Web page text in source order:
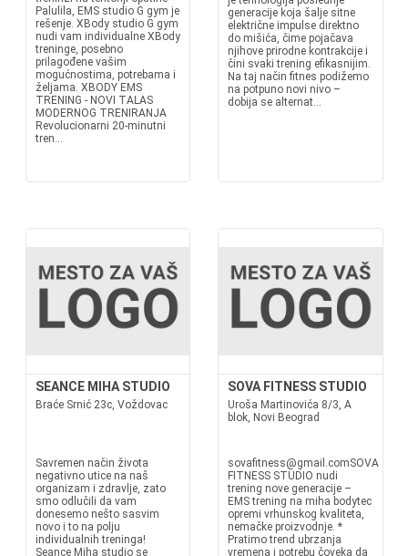
Palulila, EMS studio G gym je
rešenje. XBody studio G gym
nudi vam individualne XBody
treninge, posebno
prilagođene vašim
mogućnostima, potrebama i
željama. XBODY EMS
TRENING - NOVI TALAS
MODERNOG TRENIRANJA
Revolucionarni 20-minutni
tren...
generacije koja šalje sitne
električne impulse direktno
do mišića, čime pojačava
njihove prirodne kontrakcije i
čini svaki trening efikasnijim.
Na taj način fitnes podižemo
na potpuno novi nivo –
dobija se alternat...
SEANCE MIHA STUDIO
Braće Srnić 23c, Voždovac
Savremen način života
negativno utice na naš
organizam i zdravlje, zato
smo odlučili da vam
donesemo nešto sasvim
novo i to na polju
individualnih treninga!
Seance Miha studio se
SOVA FITNESS STUDIO
Uroša Martinovića 8/3, A
blok, Novi Beograd
sovafitness@gmail.comSOVA
FITNESS STUDIO nudi
trening nove generacije –
EMS trening na miha bodytec
opremi vrhunskog kvaliteta,
nemačke proizvodnje. *
Pratimo trend ubrzanja
vremena i potrebu čoveka da